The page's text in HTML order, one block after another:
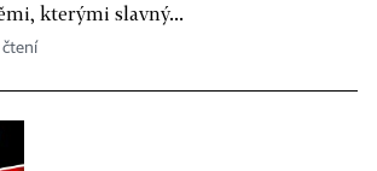
kterými slavný...
čtení